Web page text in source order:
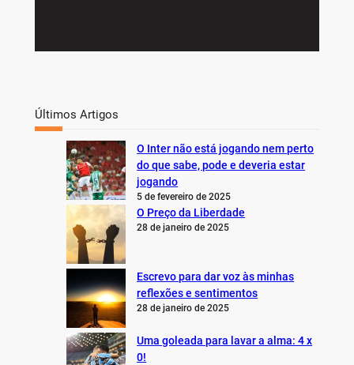
Últimos Artigos
O Inter não está jogando nem perto
do que sabe, pode e deveria estar
jogando
5 de fevereiro de 2025
O Preço da Liberdade
28 de janeiro de 2025
Escrevo para dar voz às minhas
reflexões e sentimentos
28 de janeiro de 2025
Uma goleada para lavar a alma: 4 x
0!